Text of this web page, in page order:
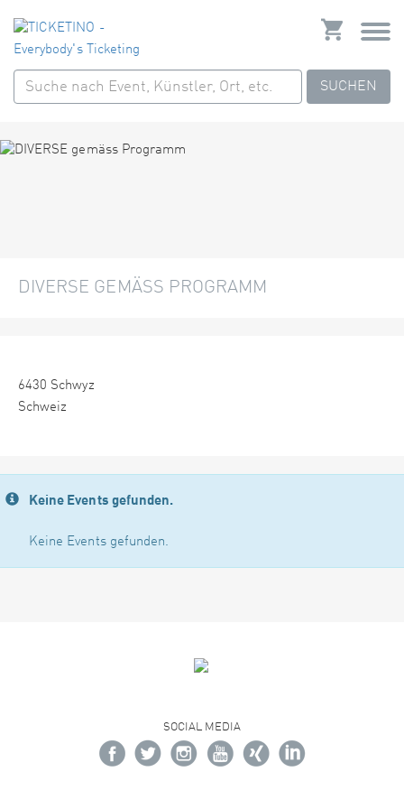
SUCHEN
DIVERSE GEMÄSS PROGRAMM
6430 Schwyz
Schweiz
Keine Events gefunden.
Keine Events gefunden.
SOCIAL MEDIA